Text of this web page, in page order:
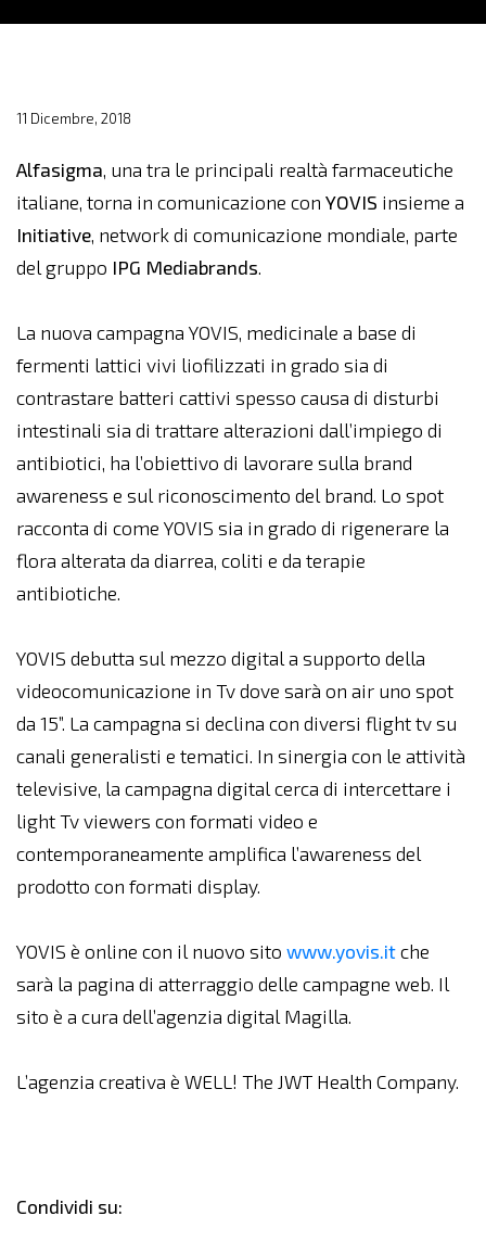
11 Dicembre, 2018
Alfasigma, una tra le principali realtà farmaceutiche
italiane, torna in comunicazione con YOVIS insieme a
Initiative, network di comunicazione mondiale, parte
del gruppo IPG Mediabrands.
La nuova campagna YOVIS, medicinale a base di
fermenti lattici vivi liofilizzati in grado sia di
contrastare batteri cattivi spesso causa di disturbi
intestinali sia di trattare alterazioni dall’impiego di
antibiotici, ha l’obiettivo di lavorare sulla brand
awareness e sul riconoscimento del brand. Lo spot
racconta di come YOVIS sia in grado di rigenerare la
flora alterata da diarrea, coliti e da terapie
antibiotiche.
YOVIS debutta sul mezzo digital a supporto della
videocomunicazione in Tv dove sarà on air uno spot
da 15”. La campagna si declina con diversi flight tv su
canali generalisti e tematici. In sinergia con le attività
televisive, la campagna digital cerca di intercettare i
light Tv viewers con formati video e
contemporaneamente amplifica l’awareness del
prodotto con formati display.
YOVIS è online con il nuovo sito www.yovis.itche
sarà la pagina di atterraggio delle campagne web. Il
sito è a cura dell’agenzia digital Magilla.
L’agenzia creativa è WELL! The JWT Health Company.
Condividi su: